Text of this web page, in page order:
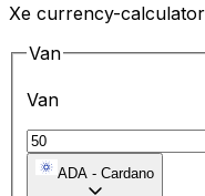
Xe currency-calculator
Van
Van
ADA - Cardano